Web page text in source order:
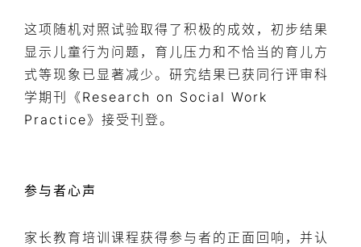
这项随机对照试验取得了积极的成效，初步结果
显示儿童行为问题，育儿压力和不恰当的育儿方
式等现象已显著减少。研究结果已获同行评审科
学期刊《Research on Social Work
Practice》接受刊登。
参与者心声
家长教育培训课程获得参与者的正面回响，并认